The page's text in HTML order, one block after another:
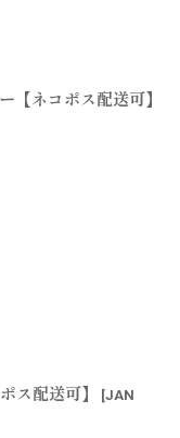
【ネコポス配送可】
ス配送可】 [JAN